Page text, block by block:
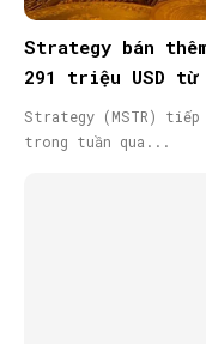
Strategy bán
291 triệu USD từ
Strategy (MSTR)
trong tuần qua...